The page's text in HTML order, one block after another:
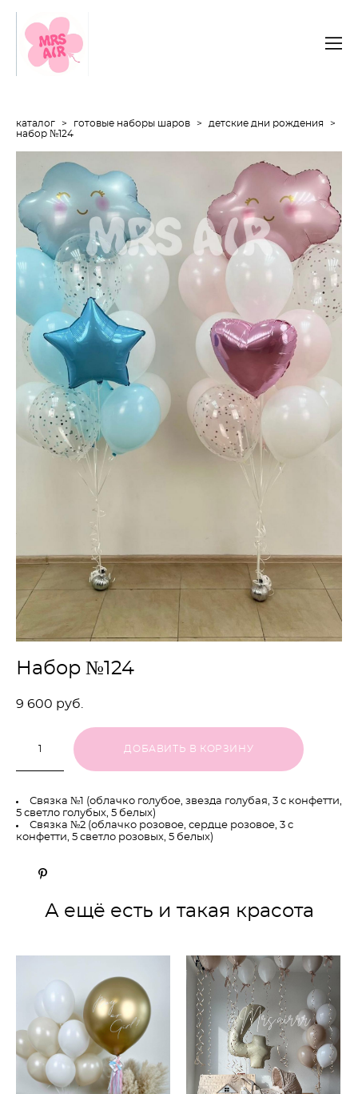
каталог > готовые наборы шаров > детские дни рождения
>
набор №124
Набор №124
9 600 pуб.
ДОБАВИТЬ В КОРЗИНУ
Связка №1 (облачко голубое, звезда голубая, 3 с конфетти,
5 светло голубых, 5 белых)
Связка №2 (облачко розовое, сердце розовое, 3 с
конфетти, 5 светло розовых, 5 белых)
А ещё есть и такая красота